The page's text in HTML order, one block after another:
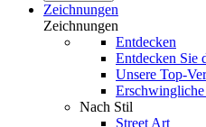
Zeichnungen
Zeichnungen
Entdecken
Entdecken Sie
Unsere Top-
Nach Stil
Street Art